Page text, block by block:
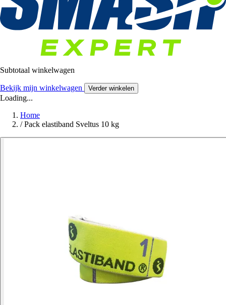
Subtotaal winkelwagen
Bekijk mijn winkelwagen Verder winkelen
Loading...
Home
/ Pack elastiband Sveltus 10 kg